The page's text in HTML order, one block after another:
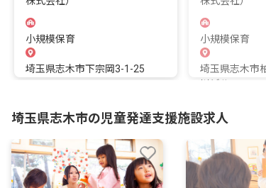
小規模保育
埼玉県志木市下宗岡3-1-25
小規模保育
埼玉県志木市
川ビル
埼玉県志木市の児童発達支援施設求人